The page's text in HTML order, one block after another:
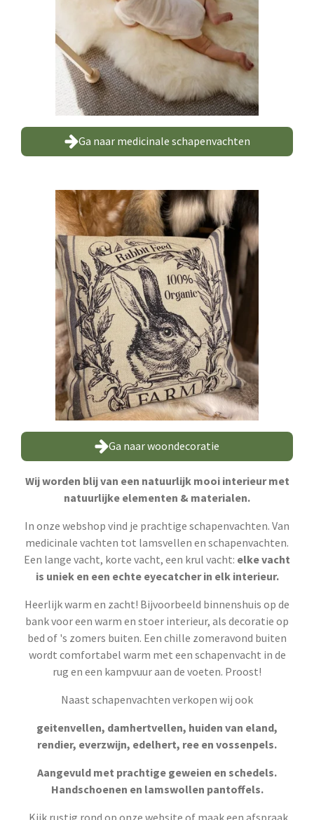
Ga naar medicinale schapenvachten
Ga naar woondecoratie
Wij worden blij van een natuurlijk mooi interieur met
natuurlijke elementen & materialen.
In onze webshop vind je prachtige schapenvachten. Van
medicinale vachten tot lamsvellen en schapenvachten.
Een lange vacht, korte vacht, een krul vacht: elke vacht
is uniek en een echte eyecatcher in elk interieur.
Heerlijk warm en zacht! Bijvoorbeeld binnenshuis op de
bank voor een warm en stoer interieur, als decoratie op
bed of 's zomers buiten. Een chille zomeravond buiten
wordt comfortabel warm met een schapenvacht in de
rug en een kampvuur aan de voeten. Proost!
Naast schapenvachten verkopen wij ook
geitenvellen, damhertvellen, huiden van eland,
rendier, everzwijn, edelhert, ree en vossenpels.
Aangevuld met prachtige geweien en schedels.
Handschoenen en lamswollen pantoffels.
Kijk rustig rond op onze website of maak een afspraak